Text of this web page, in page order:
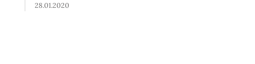
Technology Review en español. Este mes, irá a
28.01.2020